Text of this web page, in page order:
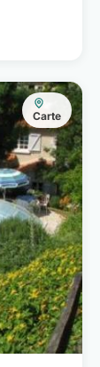
Carte